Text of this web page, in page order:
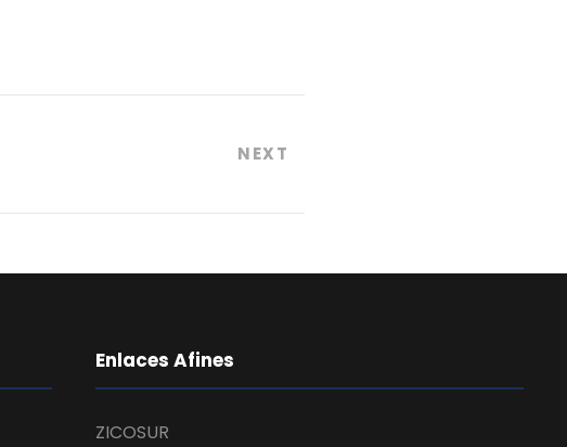
NEXT
Enlaces Afines
ZICOSUR